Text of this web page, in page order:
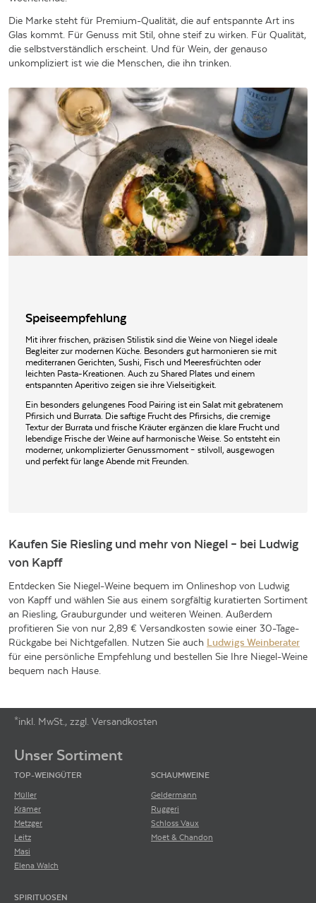
Die Marke steht für Premium-Qualität, die auf entspannte Art ins
Glas kommt. Für Genuss mit Stil, ohne steif zu wirken. Für Qualität,
die selbstverständlich erscheint. Und für Wein, der genauso
unkompliziert ist wie die Menschen, die ihn trinken.
Speiseempfehlung
Mit ihrer frischen, präzisen Stilistik sind die Weine von Niegel ideale
Begleiter zur modernen Küche. Besonders gut harmonieren sie mit
mediterranen Gerichten, Sushi, Fisch und Meeresfrüchten oder
leichten Pasta-Kreationen. Auch zu Shared Plates und einem
entspannten Aperitivo zeigen sie ihre Vielseitigkeit.
Ein besonders gelungenes Food Pairing ist ein Salat mit gebratenem
Pfirsich und Burrata. Die saftige Frucht des Pfirsichs, die cremige
Textur der Burrata und frische Kräuter ergänzen die klare Frucht und
lebendige Frische der Weine auf harmonische Weise. So entsteht ein
moderner, unkomplizierter Genussmoment – stilvoll, ausgewogen
und perfekt für lange Abende mit Freunden.
Kaufen Sie Riesling und mehr von Niegel – bei Ludwig
von Kapff
Entdecken Sie Niegel-Weine bequem im Onlineshop von Ludwig
von Kapff und wählen Sie aus einem sorgfältig kuratierten Sortiment
an Riesling, Grauburgunder und weiteren Weinen. Außerdem
profitieren Sie von nur 2,89 € Versandkosten sowie einer 30-Tage-
Rückgabe bei Nichtgefallen. Nutzen Sie auch Ludwigs Weinberater
für eine persönliche Empfehlung und bestellen Sie Ihre Niegel-Weine
bequem nach Hause.
*inkl. MwSt., zzgl. Versandkosten
Unser Sortiment
TOP-WEINGÜTER
Müller
Krämer
Metzger
Leitz
Masi
Elena Walch
SCHAUMWEINE
Geldermann
Ruggeri
Schloss Vaux
Moët & Chandon
SPIRITUOSEN